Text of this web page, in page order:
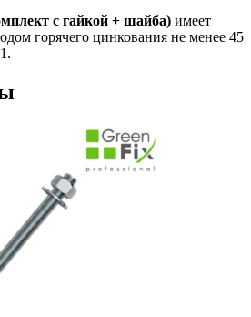
с гайкой + шайба) имеет
горячего цинкования не менее 45